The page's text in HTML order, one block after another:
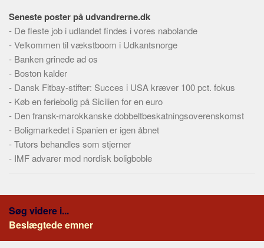
Seneste poster på udvandrerne.dk
- De fleste job i udlandet findes i vores nabolande
-Velkommen til vækstboom i Udkantsnorge
- Banken grinede ad os
- Boston kalder
- Dansk Fitbay-stifter: Succes i USA kræver 100 pct. fokus
- Køb en feriebolig på Sicilien for en euro
- Den fransk-marokkanske dobbeltbeskatningsoverenskomst
- Boligmarkedet i Spanien er igen åbnet
-Tutors behandles som stjerner
- IMF advarer mod nordisk boligboble
Søg videre i...
Beslægtede emner